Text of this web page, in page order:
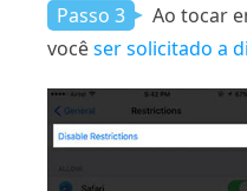
Passo 3
Ao tocar
vocêser solicitado a